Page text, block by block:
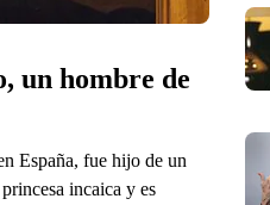
un hombre de
España, fue hijo de un
incaica y es